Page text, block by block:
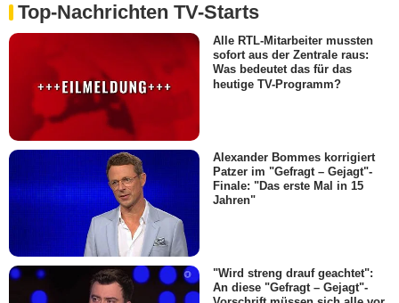
Top-Nachrichten TV-Starts
Alle RTL-Mitarbeiter mussten
sofort aus der Zentrale raus:
Was bedeutet das für das
heutige TV-Programm?
Alexander Bommes korrigiert
Patzer im "Gefragt – Gejagt"-
Finale: "Das erste Mal in 15
Jahren"
"Wird streng drauf geachtet":
An diese "Gefragt – Gejagt"-